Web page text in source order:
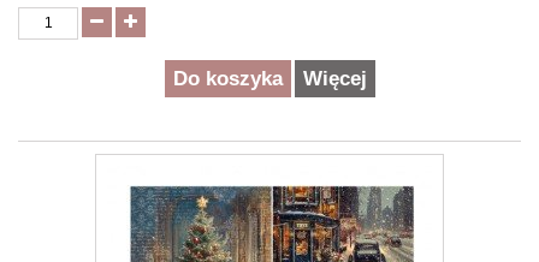
Do koszyka Więcej